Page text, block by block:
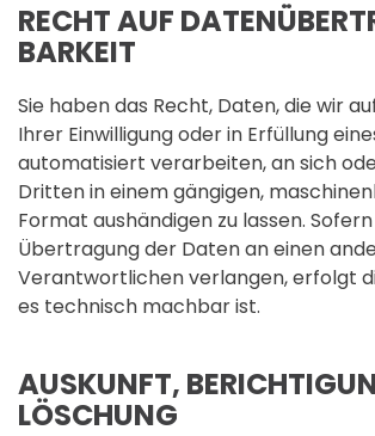
RECHT AUF
BARKEIT
Sie haben das Recht, Daten, die wir
Ihrer Einwilligung oder in Erfüllung
automatisiert verarbeiten, an sich
Dritten in einem gängigen,
Format aushändigen zu lassen.
Übertragung der Daten an einen
Verantwortlichen verlangen, erfolgt
es technisch machbar ist.
AUSKUNFT,
LÖSCHUNG